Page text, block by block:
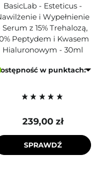
BasicLab - Esteticus -
i Wypełnienie
Serum z 15% Trehalozą,
Peptydem i Kwasem
Hialuronowym - 30ml
w punktach:
239,00 zł
SPRAWDŹ